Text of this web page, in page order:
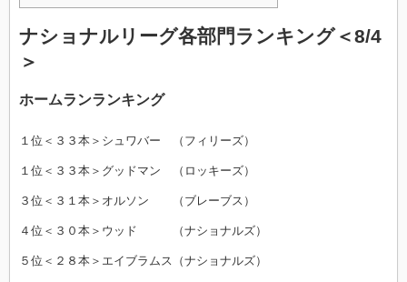
ナショナルリーグ各部門ランキング＜8/4
＞
ホームランランキング
１位＜３３本＞シュワバー （フィリーズ）
１位＜３３本＞グッドマン （ロッキーズ）
３位＜３１本＞オルソン （ブレーブス）
４位＜３０本＞ウッド （ナショナルズ）
５位＜２８本＞エイブラムス（ナショナルズ）